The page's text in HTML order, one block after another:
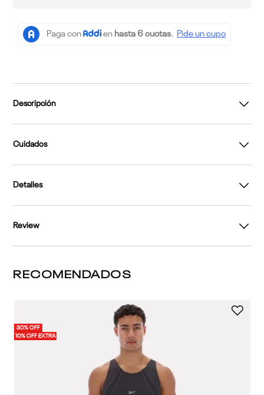
Descripción
Cuidados
Detalles
Review
RECOMENDADOS
30% OFF
10% OFF EXTRA